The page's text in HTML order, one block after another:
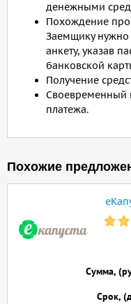
денежными
Похождение
Заемщику нужно
анкету, указав
банковской
Получение
Своевременный
платежа.
Похожие
Сумма,
Срок,